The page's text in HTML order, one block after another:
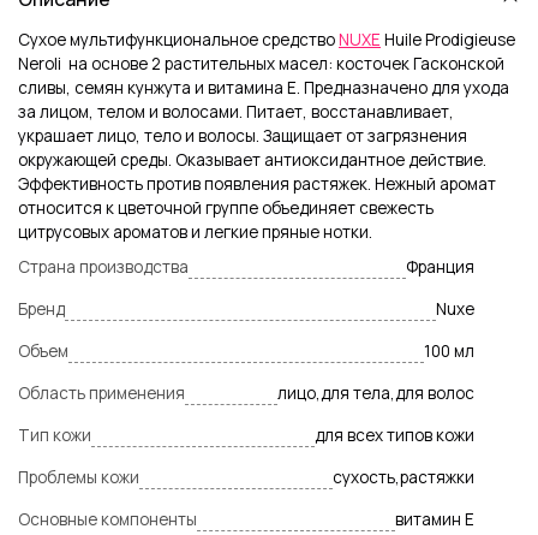
Сухое мультифункциональное средствоNUXE Huile Prodigieuse
Neroli на основе 2 растительных масел: косточек Гасконской
сливы, семян кунжута и витамина Е. Предназначено для ухода
за лицом, телом и волосами. Питает, восстанавливает,
украшает лицо, тело и волосы. Защищает от загрязнения
окружающей среды. Оказывает антиоксидантное действие.
Эффективность против появления растяжек. Нежный аромат
относится к цветочной группе объединяет свежесть
цитрусовых ароматов и легкие пряные нотки.
Страна производства
Франция
Бренд
Nuxe
Объем
100 мл
Область применения
лицо,для тела,для волос
Тип кожи
для всех типов кожи
Проблемы кожи
сухость,растяжки
Основные компоненты
витамин Е